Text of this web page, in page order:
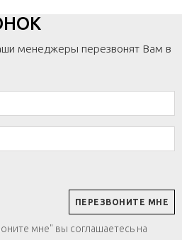
менеджеры перезвонят Вам в
мне" вы соглашаетесь на